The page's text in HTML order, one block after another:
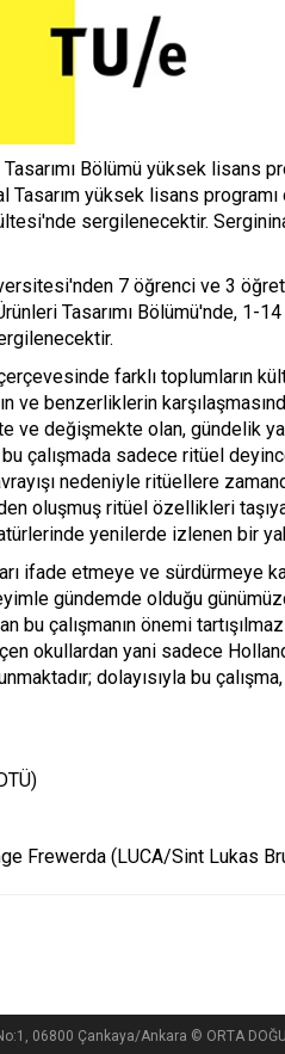
Bölümü yüksek lisans
yüksek lisans programı
sergilenecektir.
7 öğrenci ve 3
Tasarımı Bölümü'nde,
farklı toplumların
ve benzerliklerin
ve değişmekte olan, gündelik
çalışmada sadece ritüel
nedeniyle ritüellere
oluşmuş ritüel özellikleri
yenilerde izlenen bir
ifade etmeye ve sürdürmeye
gündemde olduğu
bu çalışmanın önemi
okullardan yani sadece
dolayısıyla bu
Frewerda (LUCA/Sint Lukas
06800 Çankaya/Ankara © ORTA DOĞU